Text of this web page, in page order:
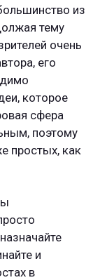
из
тему
очень
его
которое
сфера
поэтому
простых, как
и
в